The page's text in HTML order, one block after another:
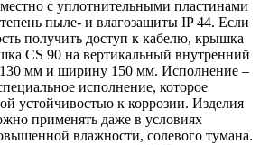
с уплотнительными пластинами
пыле- и влагозащиты IP 44. Если
получить доступ к кабелю, крышка
CS 90 на вертикальный внутренний
130 мм и ширину 150 мм. Исполнение –
исполнение, которое
устойчивостью к коррозии. Изделия
применять даже в условиях
влажности, солевого тумана.